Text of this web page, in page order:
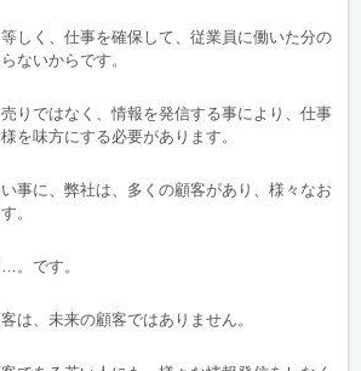
しく、仕事を確保して、従業員に働いた分の
ないからです。
りではなく、情報を発信する事により、仕事
を味方にする必要があります。
事に、弊社は、多くの顧客があり、様々なお
。
。です。
は、未来の顧客ではありません。